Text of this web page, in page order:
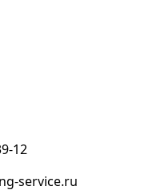
12
service.ru